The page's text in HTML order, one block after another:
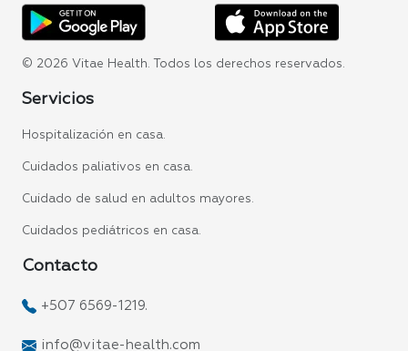
© 2026 Vitae Health. Todos los derechos reservados.
Servicios
Hospitalización en casa.
Cuidados paliativos en casa.
Cuidado de salud en adultos mayores.
Cuidados pediátricos en casa.
Contacto
+507 6569-1219.
info@vitae-health.com